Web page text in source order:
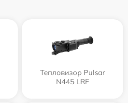
Тепловизор Pulsar
N445 LRF